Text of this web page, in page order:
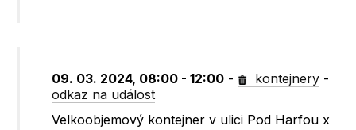
09. 03. 2024, 08:00 - 12:00 - kontejnery -
odkaz na událost
Velkoobjemový kontejner v ulici Pod Harfou x